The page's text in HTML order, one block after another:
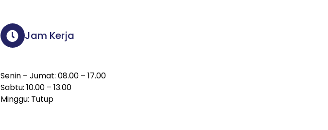
Jam Kerja
Senin – Jumat: 08.00 – 17.00
Sabtu: 10.00 – 13.00
Minggu: Tutup